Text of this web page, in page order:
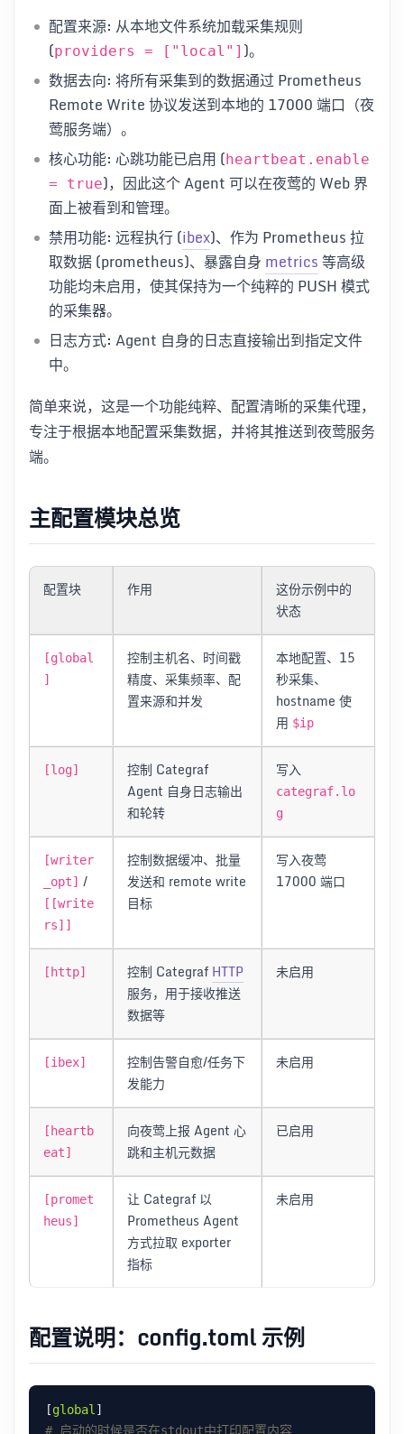
配置来源: 从本地文件系统加载采集规则
(providers = ["local"] )。
数据去向: 将所有采集到的数据通过 Prometheus
Remote Write 协议发送到本地的 17000 端口（夜
莺服务端）。
核心功能: 心跳功能已启用 (heartbeat.enable
= true)，因此这个 Agent 可以在夜莺的 Web 界
面上被看到和管理。
禁用功能: 远程执行 (ibex)、作为 Prometheus 拉
取数据 (prometheus)、暴露自身 metrics等高级
功能均未启用，使其保持为一个纯粹的 PUSH 模式
的采集器。
日志方式: Agent 自身的日志直接输出到指定文件
中。
简单来说，这是一个功能纯粹、配置清晰的采集代理，
专注于根据本地配置采集数据，并将其推送到夜莺服务
端。
主配置模块总览
配置块 作用
这份示例中的
状态
[global
]
控制主机名、时间戳
精度、采集频率、配
置来源和并发
本地配置、15
秒采集、
hostname 使
用 $ip
[log]
控制 Categraf
Agent 自身日志输出
和轮转
写入
categraf.lo
g
[writer
_opt] /
[[write
rs]]
控制数据缓冲、批量
发送和 remote write
目标
写入夜莺
17000 端口
[http] 控制 Categraf HTTP
服务，用于接收推送
数据等
未启用
[ibex]
控制告警自愈/任务下
发能力
未启用
[heartb
eat]
向夜莺上报 Agent 心
跳和主机元数据
已启用
[promet
heus]
让 Categraf 以
Prometheus Agent
方式拉取 exporter
指标
未启用
配置说明：config.toml 示例
[global
# 启动的时候是否在stdout中打印配置内容